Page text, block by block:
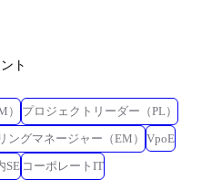
ト
プロジェクトリーダー（PL）
ングマネージャー（EM）
VpoE
SE コーポレートIT